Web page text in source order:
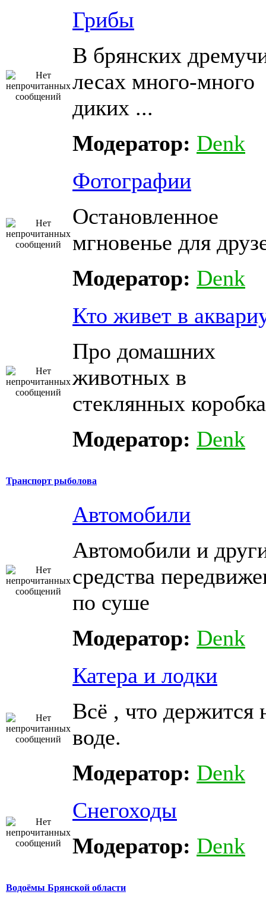
Грибы
В брянских
лесах много-много
диких ...
Модератор: Denk
Фотографии
Остановленное
мгновенье для
Модератор: Denk
Кто живет в
Про домашних
животных в
стеклянных
Модератор: Denk
Транспорт рыболова
Автомобили
Автомобили и
средства
по суше
Модератор: Denk
Катера и лодки
Всё , что держится
воде.
Модератор: Denk
Снегоходы
Модератор: Denk
Водоёмы Брянской области